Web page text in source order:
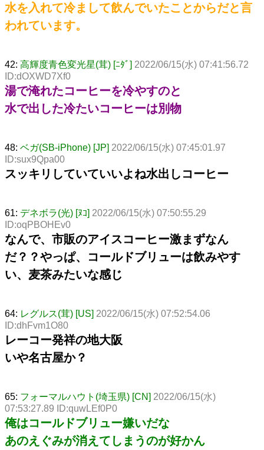
水を入れて冷まして飲んでいたことからだと言
われています。
42: 高輝度青色変光星(茸) [ﾆﾀﾞ] 2022/06/15(水) 07:41:56.72
ID:dOXWD7Xf0
湯で淹れたコーヒーを冷やすのと
水で出した冷たいコーヒーは別物
48: ベガ(SB-iPhone) [JP] 2022/06/15(水) 07:45:01.97
ID:sux9Qpa00
スッキリしていていいよね水出しコーヒー
61: デネボラ(光) [ﾇｺ] 2022/06/15(水) 07:50:55.29
ID:oqPBOHEv0
なんで、市販のアイスコーヒー激まずなん
だ？？やっぱ、コールドブリューは飲みやす
い、麦茶みたいな感じ
64: レグルス(茸) [US] 2022/06/15(水) 07:52:54.06
ID:dhFvm1O80
レーコー発祥の地大阪
いや名古屋か？
65: フォーマルハウト(埼玉県) [CN] 2022/06/15(水)
07:53:27.89 ID:quwLEf0P0
俺はコールドブリュー嫌いだな
あのえぐみが消えてしまうのが好かん